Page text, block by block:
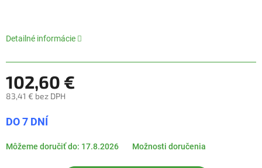
Detailné informácie
102,60 €
83,41 € bez DPH
cena:
DO 7 DNÍ
Môžeme doručiť do: 17.8.2026 Možnosti doručenia